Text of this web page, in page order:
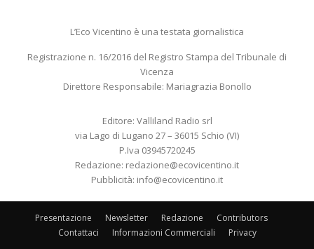
L’Eco Vicentino è una testata giornalistica
Registrazione n. 16/2016 del Registro Stampa del Tribunale di
Vicenza
Direttore Responsabile: Mariagrazia Bonollo
Editore: Valliland Radio srl
via Lago di Lugano 27 – 36015 Schio (VI)
P.Iva 03945720245
Redazione: redazione@ecovicentino.it
Pubblicità: info@ecovicentino.it
Presentazione Newsletter Redazione
Contributors
Contattaci
Informazioni Commerciali Privacy